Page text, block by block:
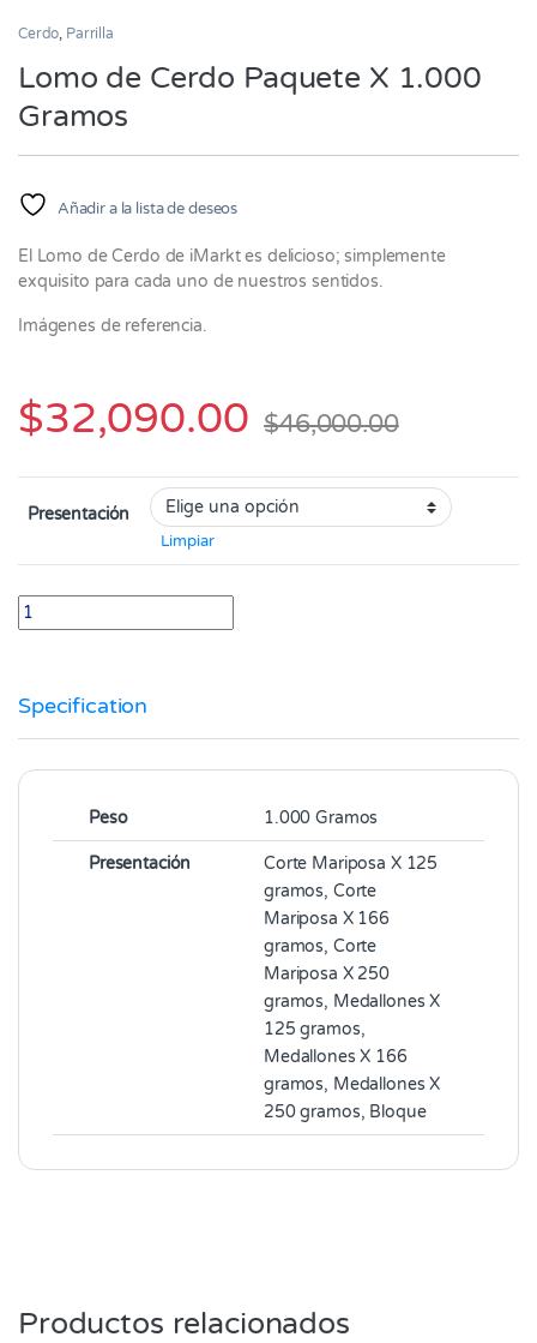
Cerdo, Parrilla
Lomo de Cerdo Paquete X 1.000
Gramos
Añadir a la lista de deseos
El Lomo de Cerdo de iMarkt es delicioso; simplemente
exquisito para cada uno de nuestros sentidos.
Imágenes de referencia.
$32,090.00 $46,000.00
Presentación
Limpiar
Lomo de Cerdo Paquete X 1.000 Gramos quantity
Specification
Peso 1.000 Gramos
Presentación
Corte Mariposa X 125
gramos, Corte
Mariposa X 166
gramos, Corte
Mariposa X 250
gramos, Medallones X
125 gramos,
Medallones X 166
gramos, Medallones X
250 gramos, Bloque
Productos relacionados